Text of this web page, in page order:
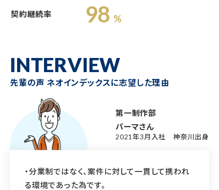
契約継続率 98 %
INTERVIEW
先輩の声 ネオインデックスに志望した理由
第一制作部
パーマさん
2021年3月入社 神奈川出身
・分業制ではなく、案件に対して一貫して携われ
る環境であった為です。